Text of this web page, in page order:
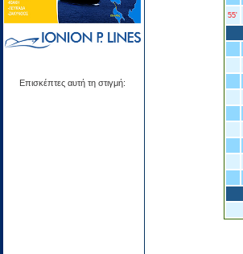
Επισκέπτες αυτή τη στιγμή:
55'